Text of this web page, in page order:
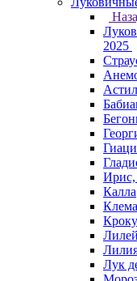
2025
Ирис,
Калла
Лук